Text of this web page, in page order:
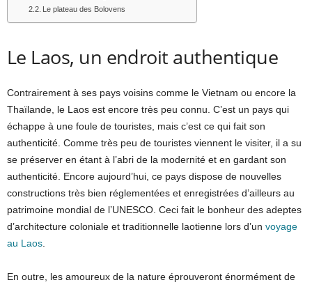
Le plateau des Bolovens
Le Laos, un endroit authentique
Contrairement à ses pays voisins comme le Vietnam ou encore la
Thaïlande, le Laos est encore très peu connu. C’est un pays qui
échappe à une foule de touristes, mais c’est ce qui fait son
authenticité. Comme très peu de touristes viennent le visiter, il a su
se préserver en étant à l’abri de la modernité et en gardant son
authenticité. Encore aujourd’hui, ce pays dispose de nouvelles
constructions très bien réglementées et enregistrées d’ailleurs au
patrimoine mondial de l’UNESCO. Ceci fait le bonheur des adeptes
d’architecture coloniale et traditionnelle laotienne lors d’un voyage
au Laos.
En outre, les amoureux de la nature éprouveront énormément de